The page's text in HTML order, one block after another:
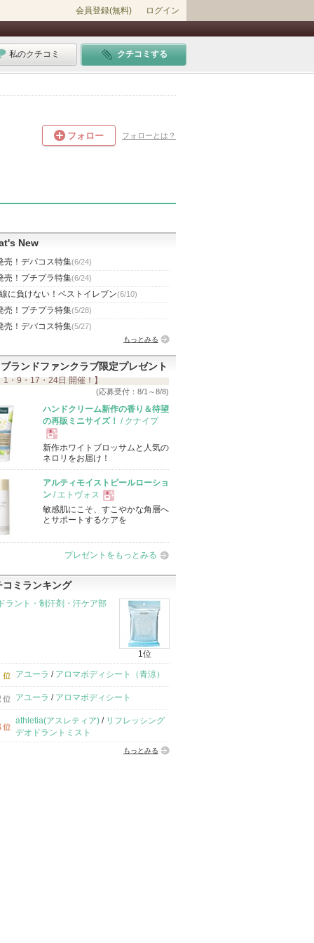
会員登録(無料) ログイン
私のクチコミ クチコミする
フォロー フォローとは？
New
売！デパコス特集(6/24)
売！プチプラ特集(6/24)
に負けない！ベストイレブン(6/10)
売！プチプラ特集(5/28)
売！デパコス特集(5/27)
もっとみる
ブランドファンクラブ限定プレゼント
1・9・17・24日 開催！】
(応募受付：8/1～8/8)
ハンドクリーム新作の香り＆待望
の再販ミニサイズ！
/ クナイプ
現
品
新作ホワイトブロッサムと人気の
ネロリをお届け！
アルティモイストピールローショ
ン / エトヴォス
現
品
敏感肌にこそ、すこやかな角層へ
とサポートするケアを
プレゼントをもっとみる
コミランキング
ラント・制汗剤・汗ケア部
1位
アユーラ / アロマボディシート（青涼）
アユーラ / アロマボディシート
athletia(アスレティア) / リフレッシング
デオドラントミスト
もっとみる